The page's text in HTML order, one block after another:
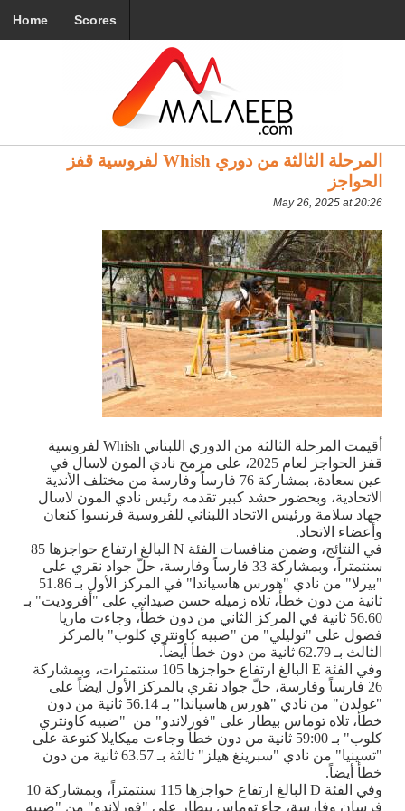
Home Scores
المرحلة الثالثة من دوري Whish لفروسية قفز
الحواجز
May 26, 2025 at 20:26
أقيمت المرحلة الثالثة من الدوري اللبناني Whish لفروسية
قفز الحواجز لعام 2025، على مرمح نادي المون لاسال في
عين سعادة، بمشاركة 76 فارساً وفارسة من مختلف الأندية
الاتحادية، وبحضور حشد كبير تقدمه رئيس نادي المون لاسال
جهاد سلامة ورئيس الاتحاد اللبناني للفروسية فرنسوا كنعان
وأعضاء الاتحاد.
في النتائج، وضمن منافسات الفئة N البالغ ارتفاع حواجزها 85
سنتمتراً، وبمشاركة 33 فارساً وفارسة، حلّ جواد نقري على
"بيرلا" من نادي "هورس هاسياندا" في المركز الأول بـ 51.86
ثانية من دون خطأ، تلاه زميله حسن صيداني على "أفروديت" بـ
56.60 ثانية في المركز الثاني من دون خطأ، وجاءت ماريا
فضول على "نوليلي" من "ضبيه كاونتري كلوب" بالمركز
الثالث بـ 62.79 ثانية من دون خطأ أيضاً.
وفي الفئة E البالغ ارتفاع حواجزها 105 سنتمترات، وبمشاركة
26 فارساً وفارسة، حلّ جواد نقري بالمركز الأول ايضاً على
"غولدن" من نادي "هورس هاسياندا" بـ 56.14 ثانية من دون
خطأ، تلاه توماس بيطار على "فورلاندو" من "ضبيه كاونتري
كلوب" بـ 59:00 ثانية من دون خطأ وجاءت ميكايلا كتوعة على
"تسينيا" من نادي "سبرينغ هيلز" ثالثة بـ 63.57 ثانية من دون
خطأ أيضاً.
وفي الفئة D البالغ ارتفاع حواجزها 115 سنتمتراً، وبمشاركة 10
فرسان وفارسة، جاء توماس بيطار على "فورلاندو" من "ضبيه